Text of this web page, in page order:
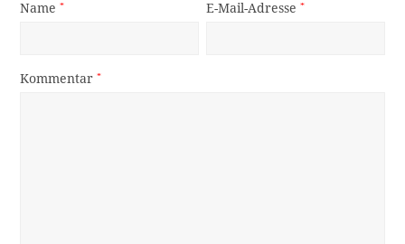
Name* E-Mail-Adresse*
Kommentar*